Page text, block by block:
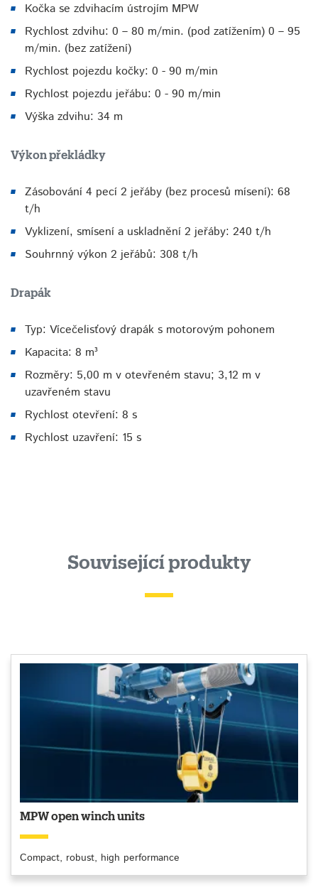
Kočka se zdvihacím ústrojím MPW
Rychlost zdvihu: 0 – 80 m/min. (pod zatížením) 0 – 95
m/min. (bez zatížení)
Rychlost pojezdu kočky: 0 - 90 m/min
Rychlost pojezdu jeřábu: 0 - 90 m/min
Výška zdvihu: 34 m
Výkon překládky
Zásobování 4 pecí 2 jeřáby (bez procesů mísení): 68
t/h
Vyklizení, smísení a uskladnění 2 jeřáby: 240 t/h
Souhrnný výkon 2 jeřábů: 308 t/h
Drapák
Typ: Vícečelisťový drapák s motorovým pohonem
Kapacita: 8 m³
Rozměry: 5,00 m v otevřeném stavu; 3,12 m v
uzavřeném stavu
Rychlost otevření: 8 s
Rychlost uzavření: 15 s
Související produkty
MPW open winch units
Compact, robust, high performance